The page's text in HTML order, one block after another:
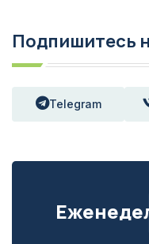
Подпишитесь
Telegram